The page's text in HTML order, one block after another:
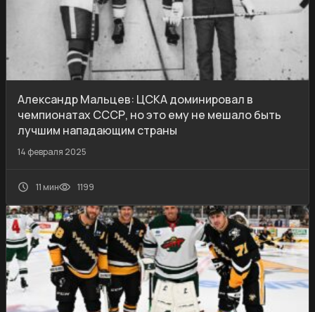
Александр Мальцев: ЦСКА доминировал в
чемпионатах СССР, но это ему не мешало быть
лучшим нападающим страны
14 февраля 2025
11 мин 1199